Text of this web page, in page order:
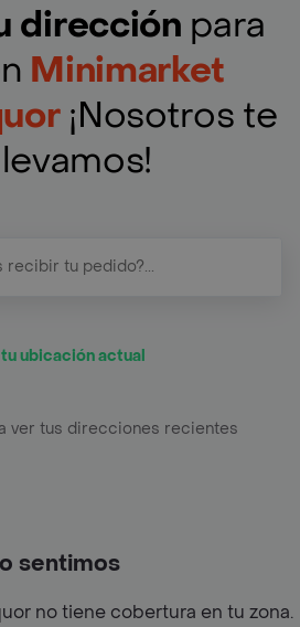
dirección para
Minimarket
¡Nosotros te
tu ubicación actual
ver tus direcciones recientes
sentimos
no tiene cobertura en tu zona.